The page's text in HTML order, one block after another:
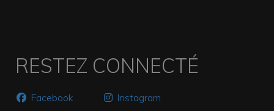
RESTEZ CONNECTÉ
Facebook Instagram